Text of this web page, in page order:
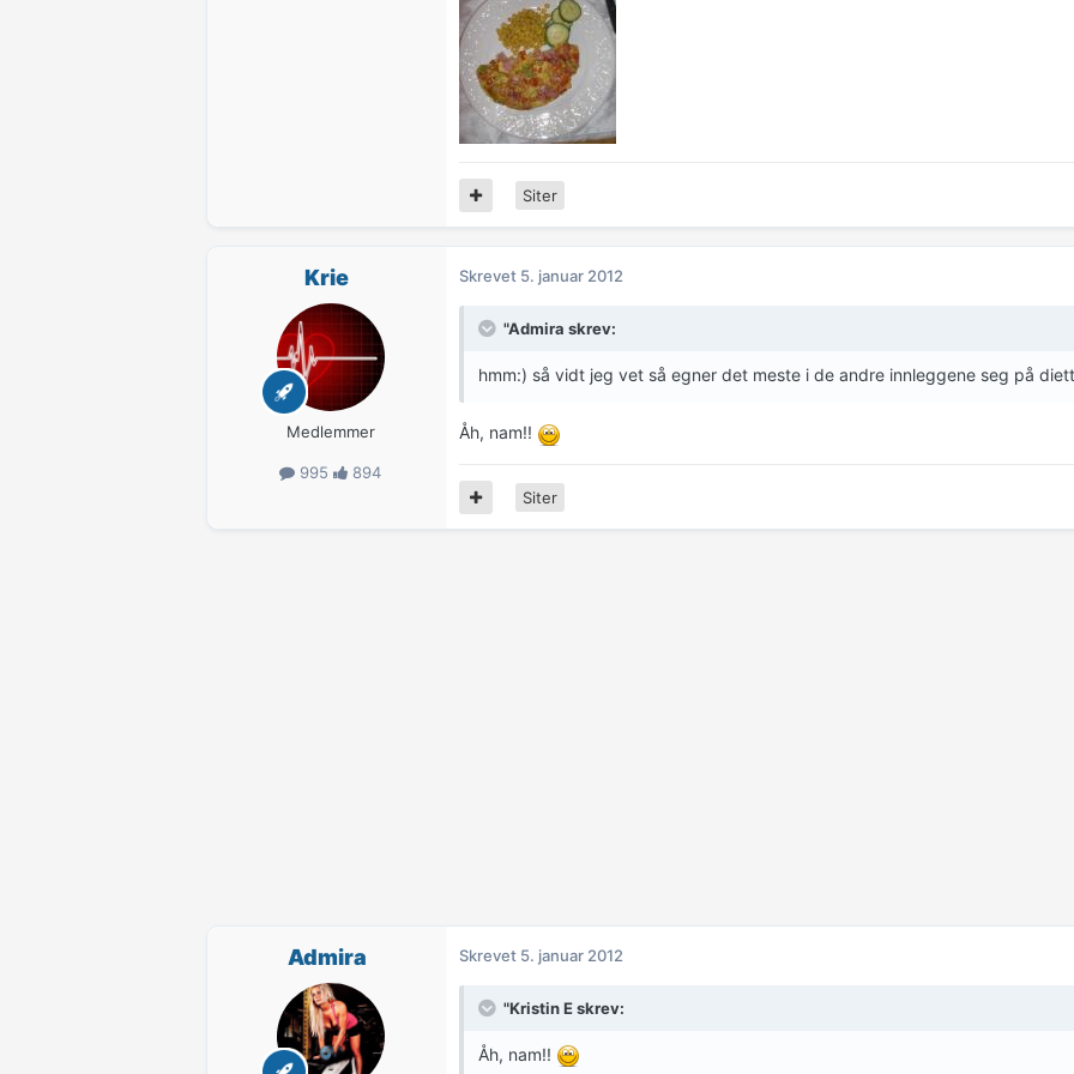
Siter
Krie
Medlemmer
995 894
Skrevet 5. januar 2012
"Admira skrev:
hmm:) så vidt jeg vet så egner det meste i de andre innleggene seg på
Åh, nam!!
Siter
Admira Skrevet 5. januar 2012
"Kristin E skrev:
Åh, nam!!